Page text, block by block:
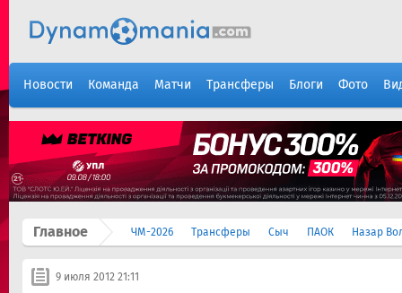
Новости Команда Матчи Трансферы Блоги Фото
Главное ЧМ-2026 Трансферы Сыч ПАОК Назар
9 июля 2012 21:11